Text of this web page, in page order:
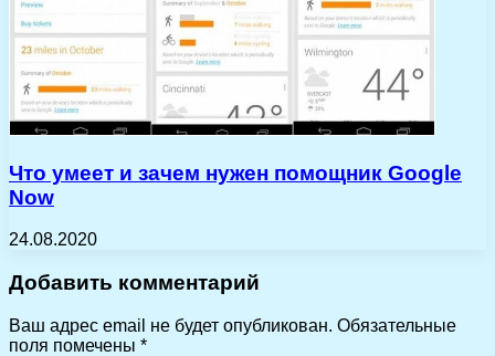
Что умеет и зачем нужен помощник Google
Now
24.08.2020
Добавить комментарий
Ваш адрес email не будет опубликован. Обязательные
поля помечены *